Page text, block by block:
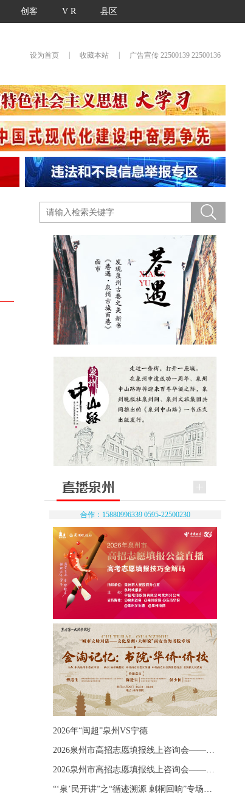
创客 V R 县区
设为首页 收藏本站 广告宣传 22500139 22500136
合作：15880996339 0595-22500230
2026年“闽超”泉州VS宁德